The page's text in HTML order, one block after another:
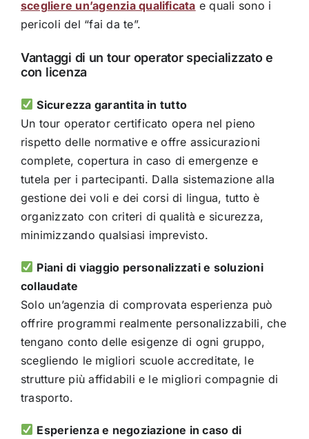
scegliere un’agenzia qualificata e quali sono i
pericoli del “fai da te”.
Vantaggi di un tour operator specializzato e
con licenza
Sicurezza garantita in tutto
Un tour operator certificato opera nel pieno
rispetto delle normative e offre assicurazioni
complete, copertura in caso di emergenze e
tutela per i partecipanti. Dalla sistemazione alla
gestione dei voli e dei corsi di lingua, tutto è
organizzato con criteri di qualità e sicurezza,
minimizzando qualsiasi imprevisto.
Piani di viaggio personalizzati e soluzioni
collaudate
Solo un’agenzia di comprovata esperienza può
offrire programmi realmente personalizzabili, che
tengano conto delle esigenze di ogni gruppo,
scegliendo le migliori scuole accreditate, le
strutture più affidabili e le migliori compagnie di
trasporto.
Esperienza e negoziazione in caso di